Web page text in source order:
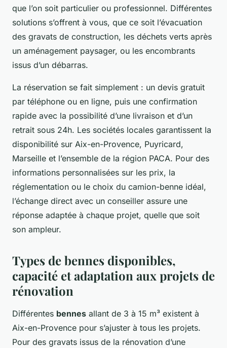
que l’on soit particulier ou professionnel. Différentes
solutions s’offrent à vous, que ce soit l’évacuation
des gravats de construction, les déchets verts après
un aménagement paysager, ou les encombrants
issus d’un débarras.
La réservation se fait simplement : un devis gratuit
par téléphone ou en ligne, puis une confirmation
rapide avec la possibilité d’une livraison et d’un
retrait sous 24h. Les sociétés locales garantissent la
disponibilité sur Aix-en-Provence, Puyricard,
Marseille et l’ensemble de la région PACA. Pour des
informations personnalisées sur les prix, la
réglementation ou le choix du camion-benne idéal,
l’échange direct avec un conseiller assure une
réponse adaptée à chaque projet, quelle que soit
son ampleur.
Types de bennes disponibles,
capacité et adaptation aux projets de
rénovation
Différentes bennes allant de 3 à 15 m³ existent à
Aix-en-Provence pour s’ajuster à tous les projets.
Pour des gravats issus de la rénovation d’une